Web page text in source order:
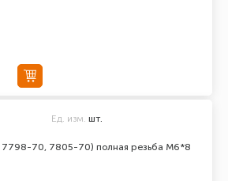
70, 7805-70) полная резьба М6*8
Ед. изм. шт.